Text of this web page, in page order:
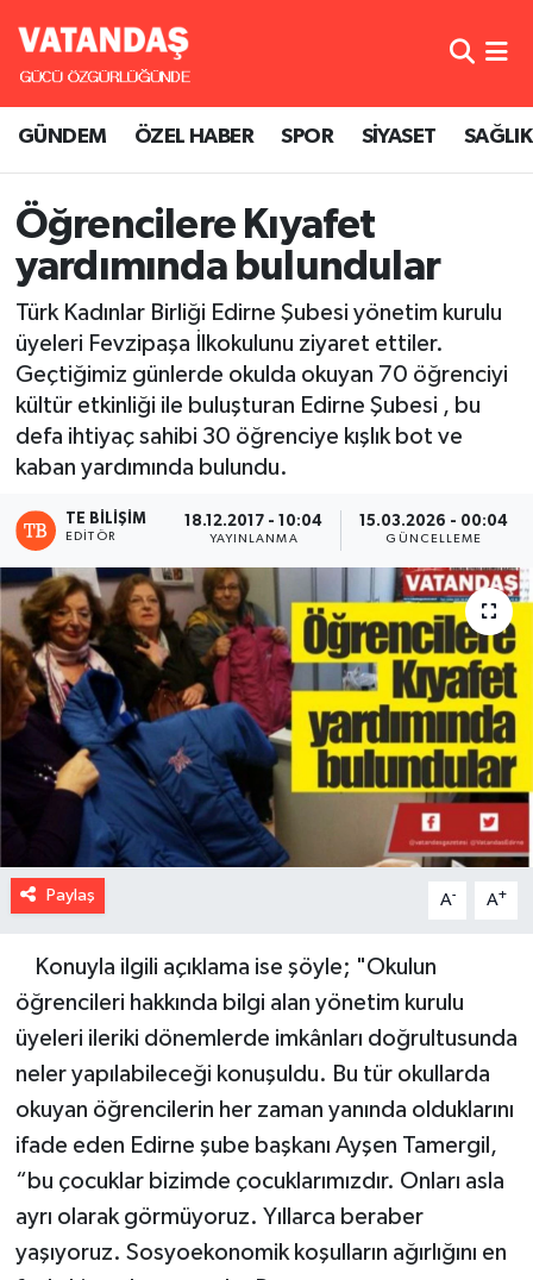
GÜNDEM ÖZEL HABER SPOR SİYASET SAĞLIK
Öğrencilere Kıyafet
yardımında bulundular
Türk Kadınlar Birliği Edirne Şubesi yönetim kurulu
üyeleri Fevzipaşa İlkokulunu ziyaret ettiler.
Geçtiğimiz günlerde okulda okuyan 70 öğrenciyi
kültür etkinliği ile buluşturan Edirne Şubesi , bu
defa ihtiyaç sahibi 30 öğrenciye kışlık bot ve
kaban yardımında bulundu.
TE BILIŞIM
EDITÖR
18.12.2017 - 10:04
YAYINLANMA
15.03.2026 - 00:04
GÜNCELLEME
Paylaş A- A+
Konuyla ilgili açıklama ise şöyle; "Okulun
öğrencileri hakkında bilgi alan yönetim kurulu
üyeleri ileriki dönemlerde imkânları doğrultusunda
neler yapılabileceği konuşuldu. Bu tür okullarda
okuyan öğrencilerin her zaman yanında olduklarını
ifade eden Edirne şube başkanı Ayşen Tamergil,
“bu çocuklar bizimde çocuklarımızdır. Onları asla
ayrı olarak görmüyoruz. Yıllarca beraber
yaşıyoruz. Sosyoekonomik koşulların ağırlığını en
GÜNDEM
SPOR
SİYASET
SAĞLIK
Hava Durumu
Süper Lig Puan Durumu ve Fikstür
Tüm Manşetler
Son Dakika Haberleri
Haber Arşivi